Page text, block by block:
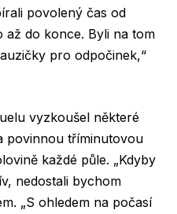
povolený čas od
do konce. Byli na tom
pro odpočinek,“
vyzkoušel některé
povinnou tříminutovou
každé půle. „Kdyby
nedostali bychom
„S ohledem na počasí